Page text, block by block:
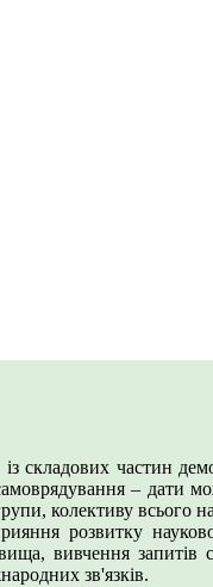
частин
– дати
колективу всього
розвитку
вивчення запитів
зв'язків.